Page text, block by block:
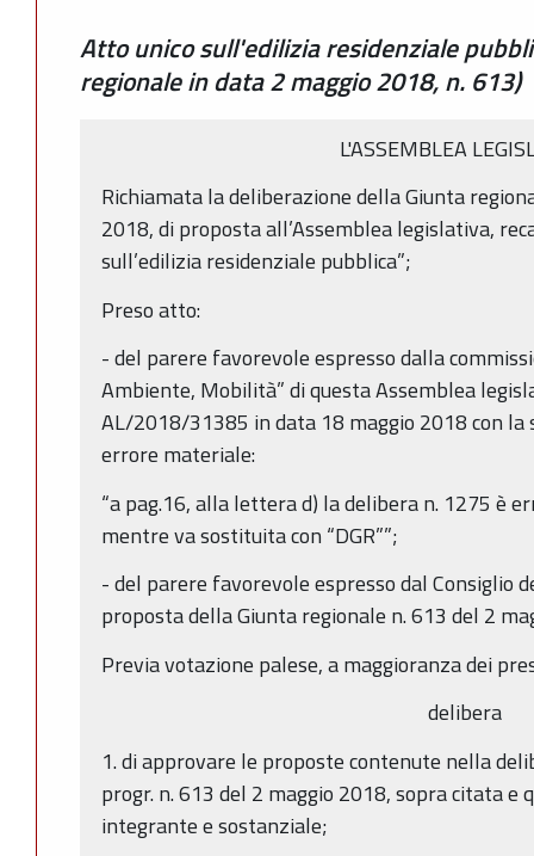
Atto unico sull'edilizia residenziale
regionale in data 2 maggio 2018, n. 613)
L'ASSEMBLEA
Richiamata la deliberazione della Giunta
2018, di proposta all’Assemblea legislativa,
sull’edilizia residenziale pubblica”;
Preso atto:
- del parere favorevole espresso dalla
Ambiente, Mobilità” di questa Assemblea
AL/2018/31385 in data 18 maggio 2018 con la
errore materiale:
“a pag.16, alla lettera d) la delibera n. 1275 è
mentre va sostituita con “DGR””;
- del parere favorevole espresso dal Consiglio
proposta della Giunta regionale n. 613 del 2
Previa votazione palese, a maggioranza dei
delibera
1. di approvare le proposte contenute nella
progr. n. 613 del 2 maggio 2018, sopra citata e
integrante e sostanziale;